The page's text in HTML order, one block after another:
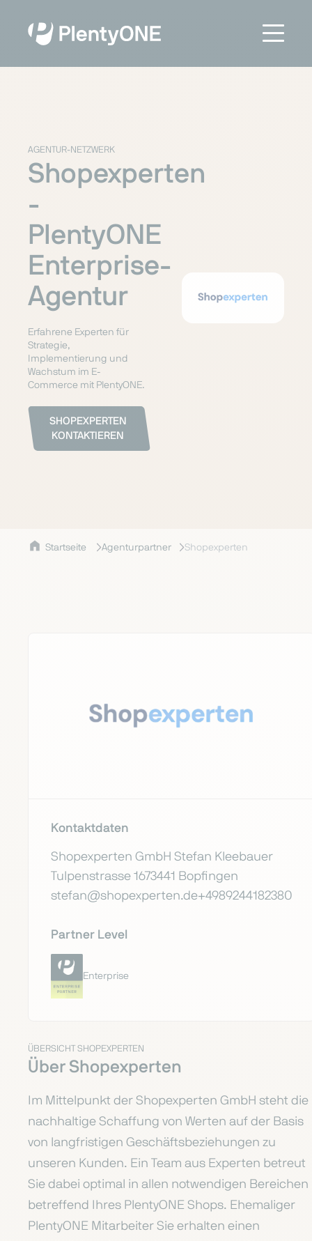
AGENTUR-NETZWERK
Shopexperten
-
PlentyONE
Enterprise-
Agentur
Erfahrene Experten für
Strategie,
Implementierung und
Wachstum im E-
Commerce mit PlentyONE.
SHOPEXPERTEN
KONTAKTIEREN
Startseite Agenturpartner Shopexperten
Kontaktdaten
Shopexperten GmbH Stefan Kleebauer
Tulpenstrasse 1673441 Bopfingen
stefan@shopexperten.de+4989244182380
Partner Level
Enterprise
ÜBERSICHT SHOPEXPERTEN
Über Shopexperten
Im Mittelpunkt der Shopexperten GmbH steht die
nachhaltige Schaffung von Werten auf der Basis
von langfristigen Geschäftsbeziehungen zu
unseren Kunden. Ein Team aus Experten betreut
Sie dabei optimal in allen notwendigen Bereichen
betreffend Ihres PlentyONE Shops. Ehemaliger
PlentyONE Mitarbeiter Sie erhalten einen